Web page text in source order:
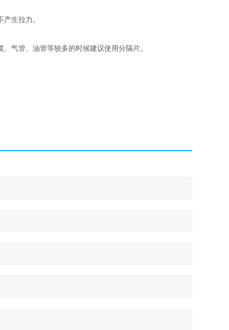
不产生拉力。
气管、油管等较多的时候建议使用分隔片。